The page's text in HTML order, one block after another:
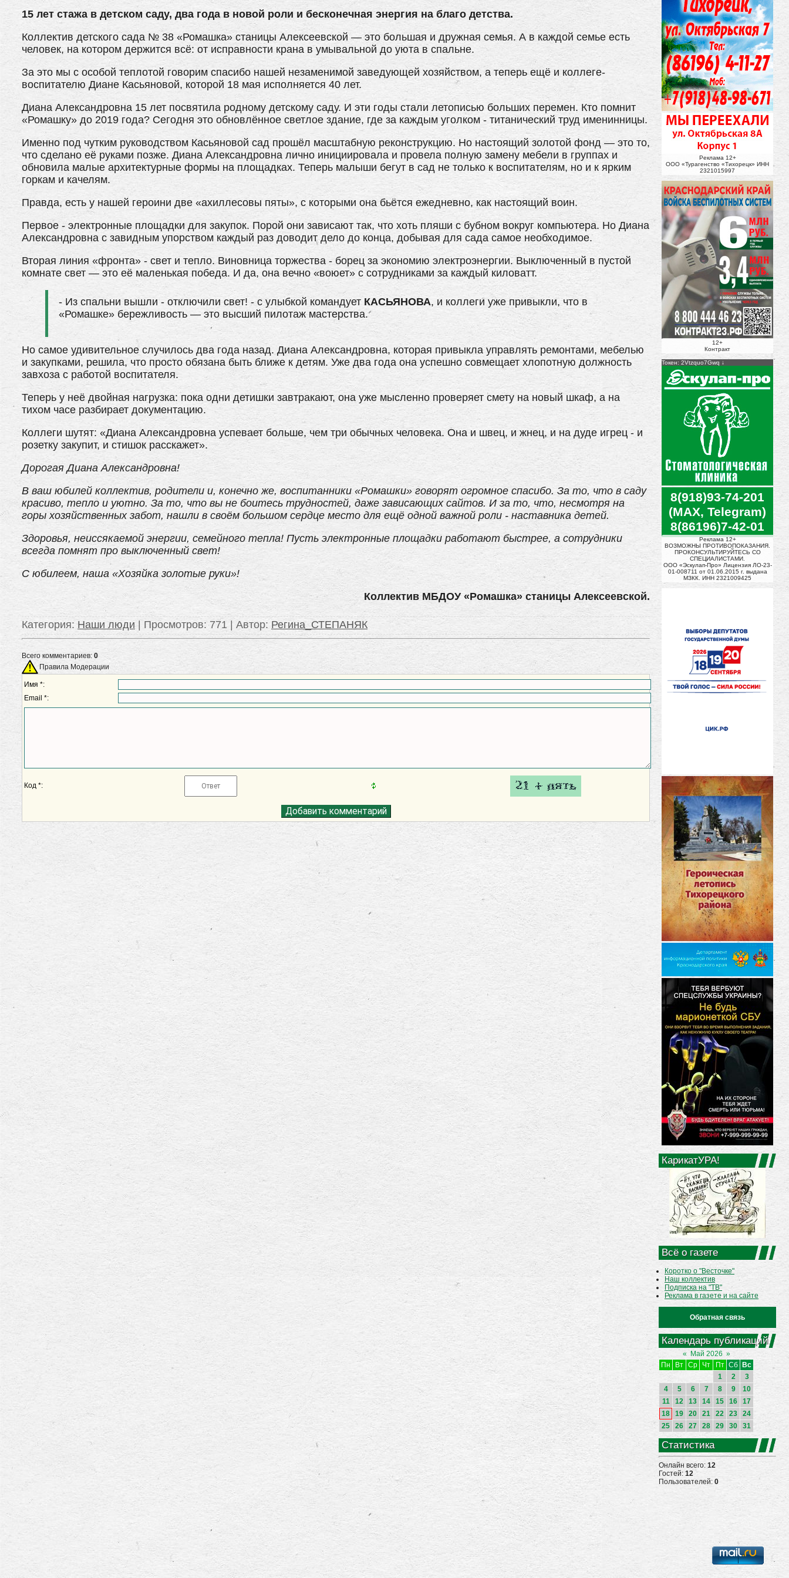
15 лет стажа в детском саду, два года в новой роли и бесконечная энергия на благо детства.
Коллектив детского сада № 38 «Ромашка» станицы Алексеевской — это большая и дружная семья. А в каждой семье есть
человек, на котором держится всё: от исправности крана в умывальной до уюта в спальне.
За это мы с особой теплотой говорим спасибо нашей незаменимой заведующей хозяйством, а теперь ещё и коллеге-
воспитателю Диане Касьяновой, которой 18 мая исполняется 40 лет.
Диана Александровна 15 лет посвятила родному детскому саду. И эти годы стали летописью больших перемен. Кто помнит
«Ромашку» до 2019 года? Сегодня это обновлённое светлое здание, где за каждым уголком - титанический труд именинницы.
Именно под чутким руководством Касьяновой сад прошёл масштабную реконструкцию. Но настоящий золотой фонд — это то,
что сделано её руками позже. Диана Александровна лично инициировала и провела полную замену мебели в группах и
обновила малые архитектурные формы на площадках. Теперь малыши бегут в сад не только к воспитателям, но и к ярким
горкам и качелям.
Правда, есть у нашей героини две «ахиллесовы пяты», с которыми она бьётся ежедневно, как настоящий воин.
Первое - электронные площадки для закупок. Порой они зависают так, что хоть пляши с бубном вокруг компьютера. Но Диана
Александровна с завидным упорством каждый раз доводит дело до конца, добывая для сада самое необходимое.
Вторая линия «фронта» - свет и тепло. Виновница торжества - борец за экономию электроэнергии. Выключенный в пустой
комнате свет — это её маленькая победа. И да, она вечно «воюет» с сотрудниками за каждый киловатт.
- Из спальни вышли - отключили свет! - с улыбкой командует КАСЬЯНОВА, и коллеги уже привыкли, что в
«Ромашке» бережливость — это высший пилотаж мастерства.
Но самое удивительное случилось два года назад. Диана Александровна, которая привыкла управлять ремонтами, мебелью
и закупками, решила, что просто обязана быть ближе к детям. Уже два года она успешно совмещает хлопотную должность
завхоза с работой воспитателя.
Теперь у неё двойная нагрузка: пока одни детишки завтракают, она уже мысленно проверяет смету на новый шкаф, а на
тихом часе разбирает документацию.
Коллеги шутят: «Диана Александровна успевает больше, чем три обычных человека. Она и швец, и жнец, и на дуде игрец - и
розетку закупит, и стишок расскажет».
Дорогая Диана Александровна!
В ваш юбилей коллектив, родители и, конечно же, воспитанники «Ромашки» говорят огромное спасибо. За то, что в саду
красиво, тепло и уютно. За то, что вы не боитесь трудностей, даже зависающих сайтов. И за то, что, несмотря на
горы хозяйственных забот, нашли в своём большом сердце место для ещё одной важной роли - наставника детей.
Здоровья, неиссякаемой энергии, семейного тепла! Пусть электронные площадки работают быстрее, а сотрудники
всегда помнят про выключенный свет!
С юбилеем, наша «Хозяйка золотые руки»!
Коллектив МБДОУ «Ромашка» станицы Алексеевской.
Категория: Наши люди Просмотров: 771 | Автор: Регина_СТЕПАНЯК
Всего комментариев: 0
Правила Модерации
Имя *:
Email *:
Код *:
Реклама 12+
ООО «Турагенство «Тихорецк» ИНН
2321015997
12+
Контракт
Токен: 2Vtzquo7Gwq
8(918)93-74-201
(MAX, Telegram)
8(86196)7-42-01
Реклама 12+
ВОЗМОЖНЫ ПРОТИВОПОКАЗАНИЯ.
ПРОКОНСУЛЬТИРУЙТЕСЬ СО
СПЕЦИАЛИСТАМИ.
ООО «Эскулап-Про» Лицензия ЛО-23-
01-008711 от 01.06.2015 г. выдана
МЗКК. ИНН 2321009425
КарикатУРА!
Всё о газете
Коротко о "Весточке"
Наш коллектив
Подписка на "ТВ"
Реклама в газете и на сайте
Обратная связь
Календарь публикаций
« Май 2026 »
Пн
Вт Ср Чт Пт Сб
Вс
1
2
3
4
5 6 7 8 9
10
11
12 13 14 15 16
17
18
19 20 21 22 23
24
25
26 27 28 29 30 31
Статистика
Онлайн всего: 12
Гостей: 12
Пользователей: 0